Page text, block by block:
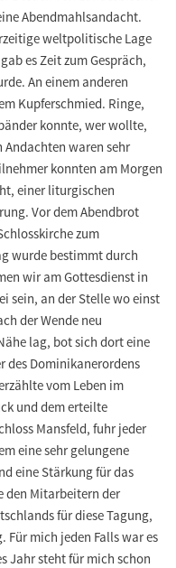
Abendmahlsandacht.
weltpolitische Lage
es Zeit zum Gespräch,
An einem anderen
Kupferschmied. Ringe,
konnte, wer wollte,
Andachten waren sehr
konnten am Morgen
einer liturgischen
Vor dem Abendbrot
zum
wurde bestimmt durch
wir am Gottesdienst in
sein, an der Stelle wo einst
der Wende neu
lag, bot sich dort eine
des Dominikanerordens
vom Leben im
und dem erteilte
Mansfeld, fuhr jeder
eine sehr gelungene
eine Stärkung für das
den Mitarbeitern der
für diese Tagung,
mich jeden Falls war es
Jahr steht für mich schon